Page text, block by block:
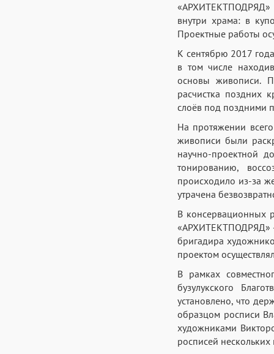
«АРХИТЕКТПОДРЯД»
внутри храма: в
Проектные работы
К сентябрю 2017
в том числе
основы живописи.
расчистка поздних
слоёв под поздними
На протяжении
живописи были
научно-проектной
тонированию,
происходило из-за
утрачена
В консервационных
«АРХИТЕКТПОДРЯД» –
бригадира
проектом
В рамках
бузулукского
установлено, что
образцом росписи
художниками
росписей